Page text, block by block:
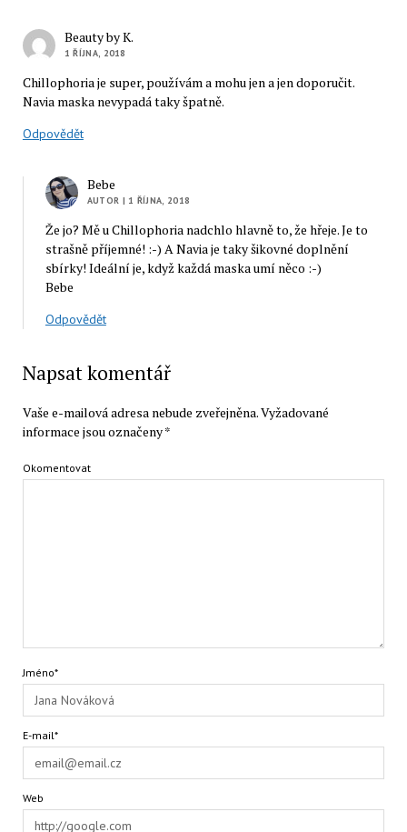
Beauty by K.
1 ŘÍJNA, 2018
Chillophoria je super, používám a mohu jen a jen doporučit.
Navia maska nevypadá taky špatně.
Odpovědět
Bebe
AUTOR | 1 ŘÍJNA, 2018
Že jo? Mě u Chillophoria nadchlo hlavně to, že hřeje. Je to
strašně příjemné! :-) A Navia je taky šikovné doplnění
sbírky! Ideální je, když každá maska umí něco :-)
Bebe
Odpovědět
Napsat komentář
Vaše e-mailová adresa nebude zveřejněna.Vyžadované
informace jsou označeny*
Okomentovat
Jméno*
E-mail*
Web